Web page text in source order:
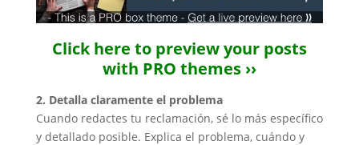
Click here to preview your posts
with PRO themes ››
2. Detalla claramente el problema
Cuando redactes tu reclamación, sé lo más específico
y detallado posible. Explica el problema, cuándo y